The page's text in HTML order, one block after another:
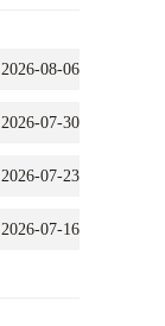
2026-08-06
2026-07-30
2026-07-23
2026-07-16